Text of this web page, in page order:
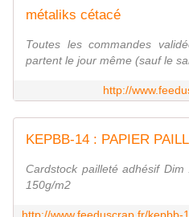
métaliks cétacé
Toutes les commandes
partent le jour même (sauf le
http://
Cardstock pailleté adhésif
150g/m2